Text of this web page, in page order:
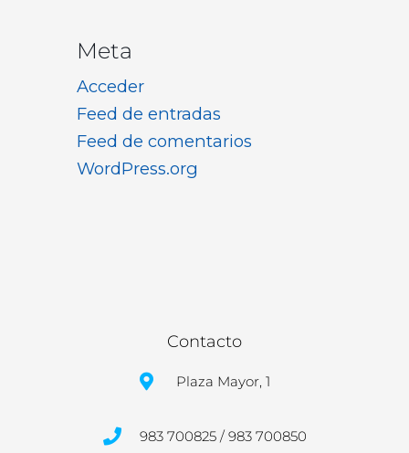
Meta
Acceder
Feed de entradas
Feed de comentarios
WordPress.org
Contacto
Plaza Mayor, 1
983 700825 / 983 700850